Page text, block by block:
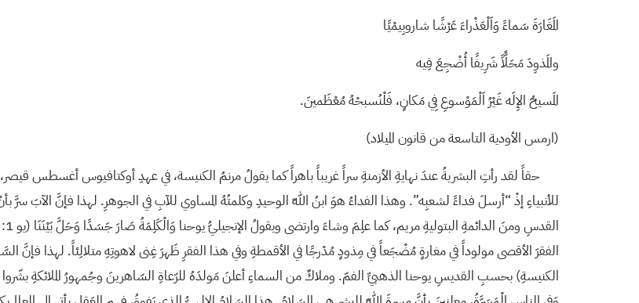
المَغَارَةَ سَماءً وَاَلْعَذْراءَ عَرْشًا شاروبِيمْيًا
والمَذوِدَ مَحَلًّاً شَرِيفًا أُضْجِعَ فِيه
المَسيحُ الإِلَه غَيْرُ اَلْمَوْسوعِ فِي مَكانٍ، فَلْنُسبحْهُ مُعْظَمينَ.
(ارمس الأودية التاسعة من قانون الميلاد)
حقاً لقد رأتِ البشريةُ عندَ نهايةِ الأزمنةِ سراً غريباً باهراً كما يقولُ مرنمُ الكنيسة، في عهدِ أوكتافيوس أغسطس
للأنبياءِ إذْ “أرسلَ فداءً لشعبِه”. وهذا الفداءُ هوَ ابنُ اللهِ الوحيدِ وكلمتُهُ المساوي للآبِ في الجوهرِ. لهذا فإنَّ الآبَ
الفقرَ الأقصى مولوداً في مغارةٍ مُضْجَعاً في مِذودٍ مُدْرجًا في الأقمطةِ وفي هذا الفقرِ ظَهرَ غِنى لاهوتِهِ متلالِئاً. لهذا
الكنيسةِ) بحسبِ القديسِ يوحنا الذهبيِّ الفمّ. وملاكٌ من السماءِ أعلنَ مَولدَهُ للرّعاةِ السّاهرينَ وجُمهورُ الملائكةِ بشّروا